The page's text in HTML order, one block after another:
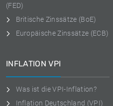
(FED)
Britische Zinssätze (BoE)
Europäische Zinssätze (ECB)
INFLATION VPI
Was ist die VPI-Inflation?
Inflation Deutschland (VPI)